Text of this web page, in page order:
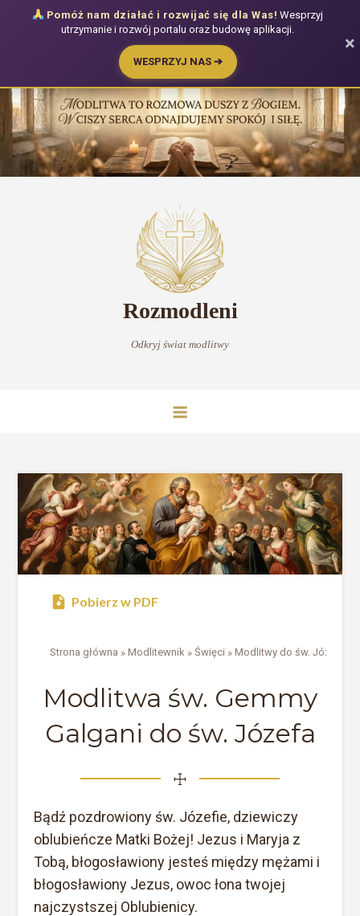
do
treści
Rozmodleni
Odkryj świat modlitwy
Pobierz w PDF
Strona główna »Modlitewnik »Święci »Modlitwy do św. Józefa
Modlitwa św. Gemmy
Galgani do św. Józefa
☩
Bądź pozdrowiony św. Józefie, dziewiczy
oblubieńcze Matki Bożej! Jezus i Maryja z
Tobą, błogosławiony jesteś między mężami i
błogosławiony Jezus, owoc łona twojej
najczystszej Oblubienicy.
Pomóż nam działać i rozwijać się dla Was! Wesprzyj
utrzymanie i rozwój portalu oraz budowę aplikacji.
WESPRZYJ NAS ➔
×